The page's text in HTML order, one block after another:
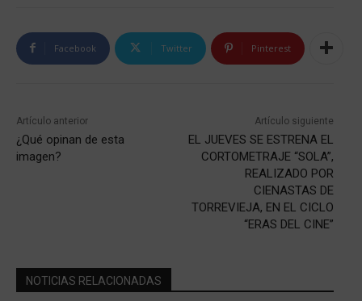
Facebook Twitter Pinterest
Artículo anterior
¿Qué opinan de esta
imagen?
Artículo siguiente
EL JUEVES SE ESTRENA EL
CORTOMETRAJE “SOLA”,
REALIZADO POR
CIENASTAS DE
TORREVIEJA, EN EL CICLO
“ERAS DEL CINE”
NOTICIAS RELACIONADAS